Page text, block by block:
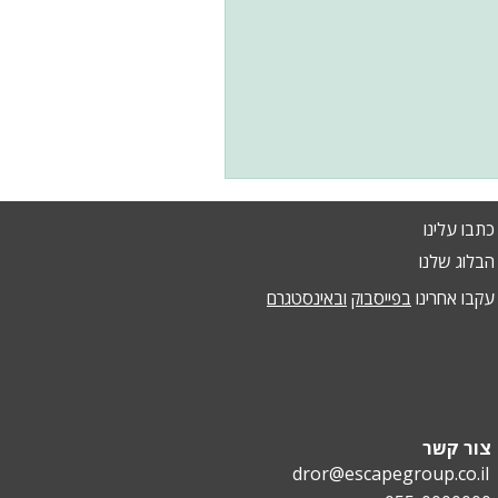
כתבו עלינו
הבלוג שלנו
עקבו אחרינו בפייסבוק ובאינסטגרם
צור קשר
dror@escapegroup.co.il